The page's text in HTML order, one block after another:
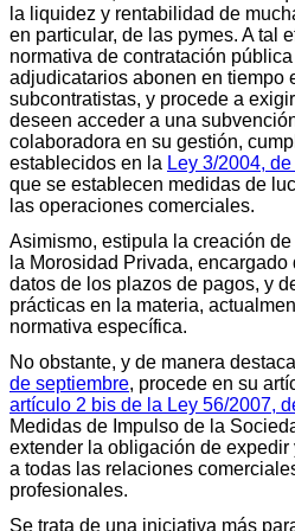
la liquidez y rentabilidad de
en particular, de las pymes. A tal
normativa de contratación
adjudicatarios abonen en tiempo
subcontratistas, y procede a
deseen acceder a una
colaboradora en su gestión,
establecidos en la Ley 3/2004,
que se establecen medidas de
las operaciones comerciales.
Asimismo, estipula la creación
la Morosidad Privada,
datos de los plazos de pagos, y
prácticas en la materia,
normativa específica.
No obstante, y de manera
de septiembre, procede en su
artículo 2 bis de la Ley 56/2007,
Medidas de Impulso de la
extender la obligación de expedir
a todas las relaciones
profesionales.
Se trata de una iniciativa más